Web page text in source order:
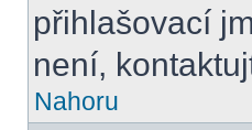
přihlašovací
není,
Nahoru